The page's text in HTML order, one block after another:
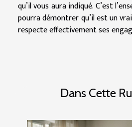
qu’il vous aura indiqué. C’est
pourra démontrer qu’il est un
respecte effectivement ses
Dans Cette